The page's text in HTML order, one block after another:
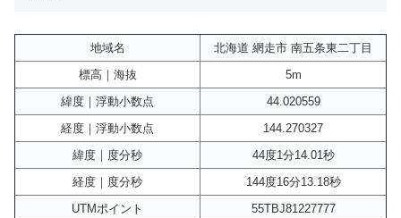
地域名
北海道 網走市 南五条東二丁目
標高｜海抜
5m
緯度｜浮動小数点
44.020559
経度｜浮動小数点
144.270327
緯度｜度分秒
44度1分14.01秒
経度｜度分秒
144度16分13.18秒
UTMポイント
55TBJ81227777